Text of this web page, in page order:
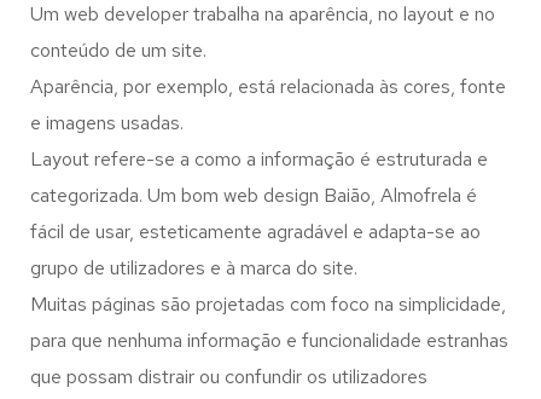
Um web developer trabalha na aparência, no layout e no
conteúdo de um site.
Aparência, por exemplo, está relacionada às cores, fonte
e imagens usadas.
Layout refere-se a como a informação é estruturada e
categorizada. Um bom web design Baião, Almofrela é
fácil de usar, esteticamente agradável e adapta-se ao
grupo de utilizadores e à marca do site.
Muitas páginas são projetadas com foco na simplicidade,
para que nenhuma informação e funcionalidade estranhas
que possam distrair ou confundir os utilizadores